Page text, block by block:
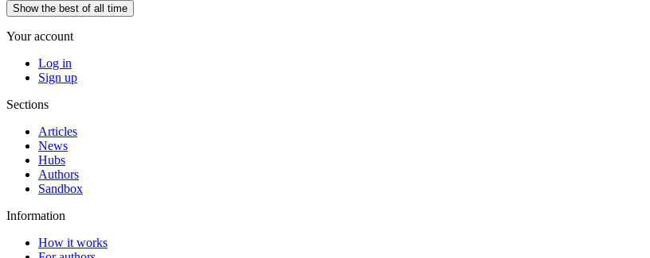
Show the best of all time
Your account
Log in
Sign up
Sections
Articles
News
Hubs
Authors
Sandbox
Information
How it works